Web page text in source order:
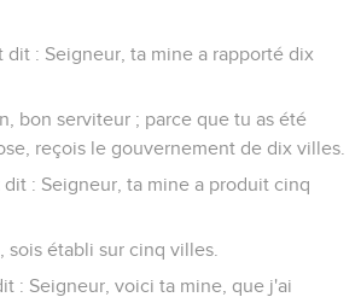
dit : Seigneur, ta mine a rapporté dix
bon serviteur ; parce que tu as été
reçois le gouvernement de dix villes.
: Seigneur, ta mine a produit cinq
sois établi sur cinq villes.
: Seigneur, voici ta mine, que j'ai